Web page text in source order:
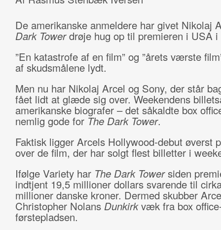
De amerikanske anmeldere har givet Nikolaj
Dark Towerdrøje hug op til premieren i USA i
”En katastrofe af en film” og ”årets værste
af skudsmålene lydt.
Men nu har Nikolaj Arcel og Sony, der står
fået lidt at glæde sig over. Weekendens
amerikanske biografer – det såkaldte box
nemlig gode for The Dark Tower.
Faktisk ligger Arcels Hollywood-debut øverst
over de film, der har solgt flest billetter i
Ifølge Variety har The Dark Towersiden
indtjent 19,5 millioner dollars svarende til
millioner danske kroner. Dermed skubber
Christopher Nolans Dunkirkvæk fra box
førstepladsen.